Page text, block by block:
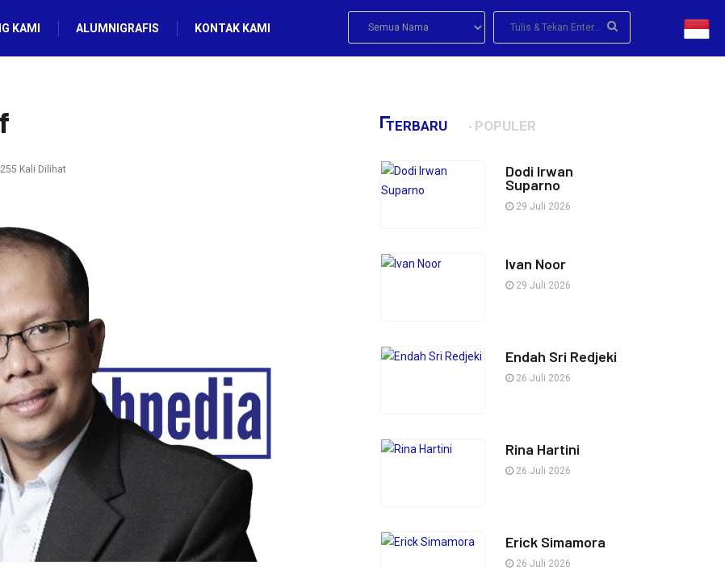
KAMI ALUMNIGRAFIS KONTAK KAMI
Kali Dilihat
TERBARU POPULER
Dodi Irwan
Suparno
29 Juli 2026
Ivan Noor
29 Juli 2026
Endah Sri Redjeki
26 Juli 2026
Rina Hartini
26 Juli 2026
Erick Simamora
26 Juli 2026